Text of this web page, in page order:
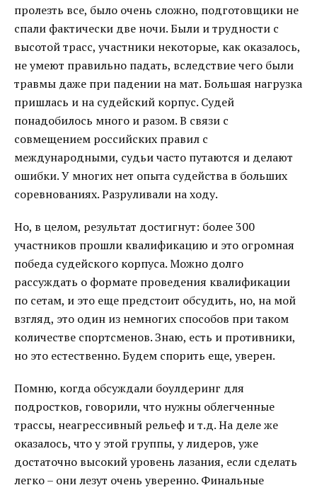
пролезть все, было очень сложно, подготовщики не
спали фактически две ночи. Были и трудности с
высотой трасс, участники некоторые, как оказалось,
не умеют правильно падать, вследствие чего были
травмы даже при падении на мат. Большая нагрузка
пришлась и на судейский корпус. Судей
понадобилось много и разом. В связи с
совмещением российских правил с
международными, судьи часто путаются и делают
ошибки. У многих нет опыта судейства в больших
соревнованиях. Разруливали на ходу.
Но, в целом, результат достигнут: более 300
участников прошли квалификацию и это огромная
победа судейского корпуса. Можно долго
рассуждать о формате проведения квалификации
по сетам, и это еще предстоит обсудить, но, на мой
взгляд, это один из немногих способов при таком
количестве спортсменов. Знаю, есть и противники,
но это естественно. Будем спорить еще, уверен.
Помню, когда обсуждали боулдеринг для
подростков, говорили, что нужны облегченные
трассы, неагрессивный рельеф и т.д. На деле же
оказалось, что у этой группы, у лидеров, уже
достаточно высокий уровень лазания, если сделать
легко – они лезут очень уверенно. Финальные